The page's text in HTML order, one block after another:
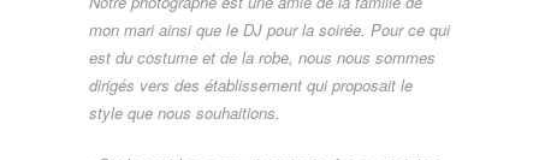
mon mari ainsi que le DJ pour la soirée. Pour ce qui
est du costume et de la robe, nous nous sommes
dirigés vers des établissement qui proposait le
style que nous souhaitions.